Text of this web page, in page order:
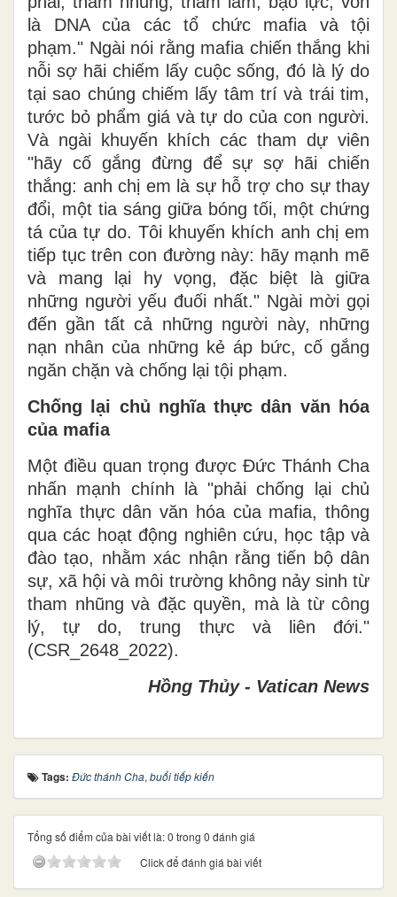
là DNA của các tổ chức mafia và tội
phạm." Ngài nói rằng mafia chiến thắng khi
nỗi sợ hãi chiếm lấy cuộc sống, đó là lý do
tại sao chúng chiếm lấy tâm trí và trái tim,
tước bỏ phẩm giá và tự do của con người.
Và ngài khuyến khích các tham dự viên
"hãy cố gắng đừng để sự sợ hãi chiến
thắng: anh chị em là sự hỗ trợ cho sự thay
đổi, một tia sáng giữa bóng tối, một chứng
tá của tự do. Tôi khuyến khích anh chị em
tiếp tục trên con đường này: hãy mạnh mẽ
và mang lại hy vọng, đặc biệt là giữa
những người yếu đuối nhất." Ngài mời gọi
đến gần tất cả những người này, những
nạn nhân của những kẻ áp bức, cố gắng
ngăn chặn và chống lại tội phạm.
Chống lại chủ nghĩa thực dân văn hóa
của mafia
Một điều quan trọng được Đức Thánh Cha
nhấn mạnh chính là "phải chống lại chủ
nghĩa thực dân văn hóa của mafia, thông
qua các hoạt động nghiên cứu, học tập và
đào tạo, nhằm xác nhận rằng tiến bộ dân
sự, xã hội và môi trường không nảy sinh từ
tham nhũng và đặc quyền, mà là từ công
lý, tự do, trung thực và liên đới."
(CSR_2648_2022).
Hồng Thủy - Vatican News
Tags: Đức thánh Cha, buổi tiếp kiến
Tổng số điểm của bài viết là: 0 trong 0 đánh giá
Click để đánh giá bài viết